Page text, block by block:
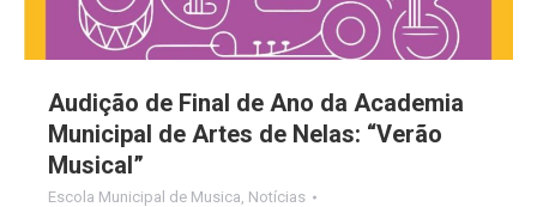
Audição de Final de Ano da Academia
Municipal de Artes de Nelas: “Verão
Musical”
Escola Municipal de Musica Notícias